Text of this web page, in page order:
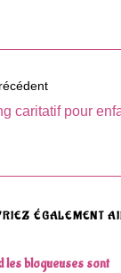
caritatif pour
ÉGALEMENT
les blogueuses sont